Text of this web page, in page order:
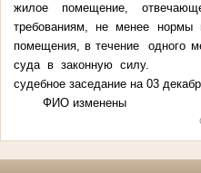
жилое помещение,
требованиям, не менее нормы
помещения, в течение одного
суда в законную силу.
судебное заседание на 03
ФИО изменены